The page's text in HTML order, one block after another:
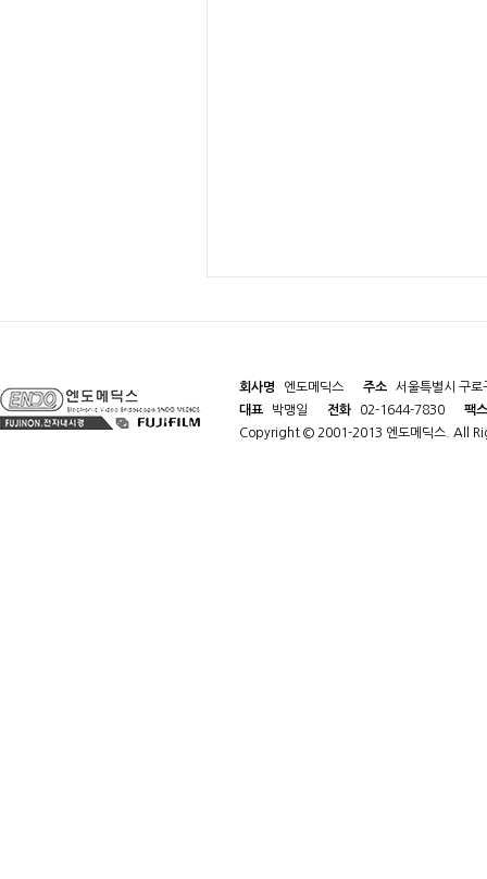
회사명 엔도메딕스 주소
서울특별시 구
대표
박맹일 전화 02-1644-7830
팩스
Copyright © 2001-2013 엔도메딕스. All